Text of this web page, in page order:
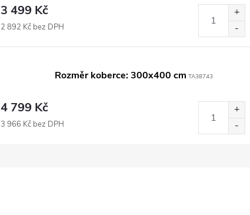
3 499 Kč
2 892 Kč bez DPH
Rozměr koberce: 300x400 cm TA38743
4 799 Kč
3 966 Kč bez DPH